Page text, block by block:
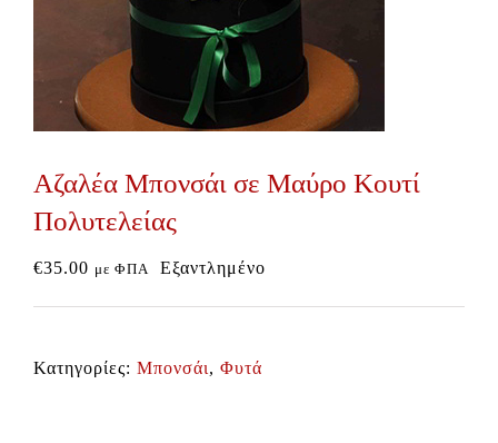
Αζαλέα Μπονσάι σε Μαύρο Κουτί
Πολυτελείας
€35.00 με ΦΠΑ Εξαντλημένο
Κατηγορίες: Μπονσάι, Φυτά